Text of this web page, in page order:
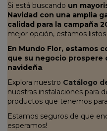
Si está buscando un
Navidad con una amplia
calidad para la campaña
mejor opción, estamos listos
En Mundo Flor, estamos
que su negocio prospere
navideña.
Explora nuestro Catálogo
nuestras instalaciones para
productos que tenemos
Estamos seguros de que
esperamos!